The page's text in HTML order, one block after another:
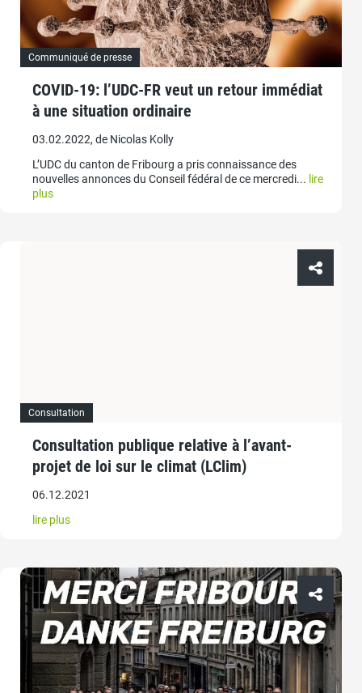
Communiqué de presse
COVID-19: l’UDC-FR veut un retour immédiat
à une situation ordinaire
03.02.2022, de Nicolas Kolly
L’UDC du canton de Fribourg a pris connaissance des
nouvelles annonces du Conseil fédéral de ce mercredi... lire
plus
Consultation
Consultation publique relative à l’avant-
projet de loi sur le climat (LClim)
06.12.2021
lire plus